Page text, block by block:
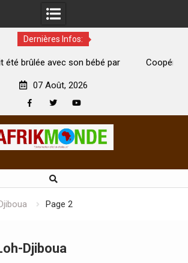
Dernières Infos:
par
Coopération: Le ministre Indien
07 Août, 2026
Page 2
Djiboua